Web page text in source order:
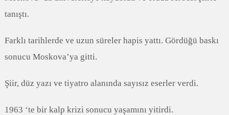
tanıştı.
Farklı tarihlerde ve uzun süreler hapis yattı. Gördüğü baskı
sonucu Moskova’ya gitti.
Şiir, düz yazı ve tiyatro alanında sayısız eserler verdi.
1963 ‘te bir kalp krizi sonucu yaşamını yitirdi.